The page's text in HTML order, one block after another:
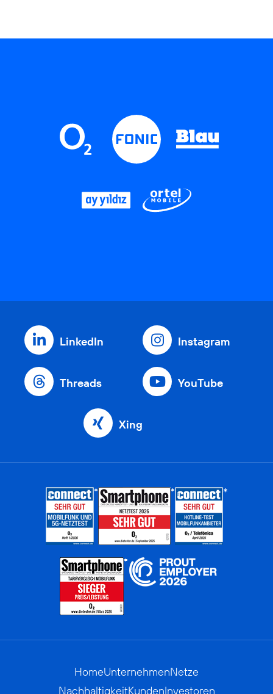
LinkedIn Instagram
Threads YouTube
Xing
HomeUnternehmenNetze
NachhaltigkeitKundenInvestoren